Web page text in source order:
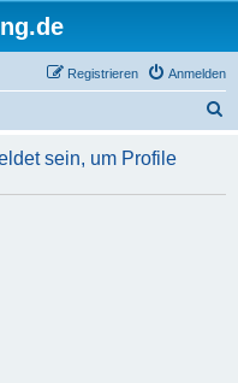
Anmelden
Registrieren
h
sein, um Profile